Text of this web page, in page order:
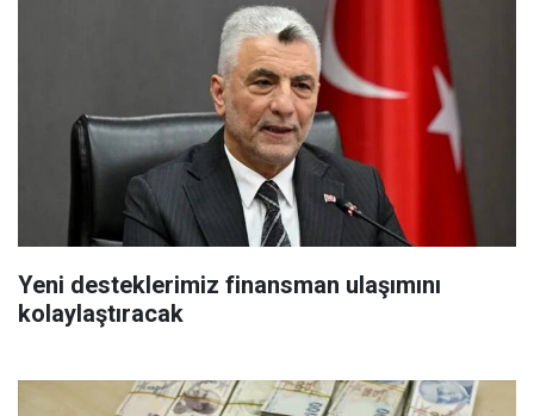
Yeni desteklerimiz finansman ulaşımını
kolaylaştıracak